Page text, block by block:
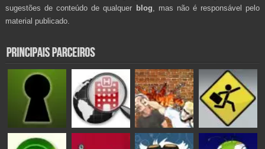
sugestões de conteúdo de qualquer blog , mas não é responsável pelo
material publicado.